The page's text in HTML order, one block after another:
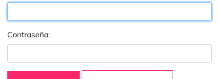
Contraseña: